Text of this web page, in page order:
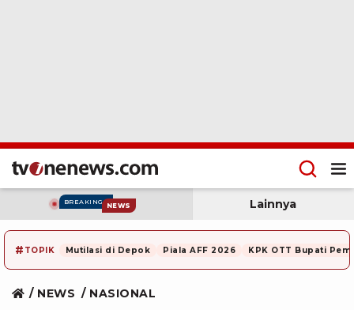
BREAKING NEWS Lainnya
# TOPIK Mutilasi di Depok Piala AFF 2026 KPK OTT Bupati
NEWS NASIONAL